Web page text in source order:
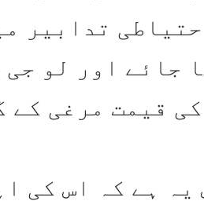
تدابیر
جائے اور لو جی
قیمت مرغی کے
ہے کہ اس کی